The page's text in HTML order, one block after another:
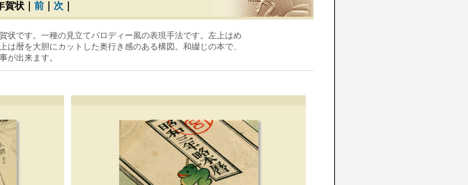
状｜ 前 次
状です。一種の見立てパロディー風の表現手法です。左上はめ
は暦を大胆にカットした奥行き感のある構図。和綴じの本で、
が出来ます。